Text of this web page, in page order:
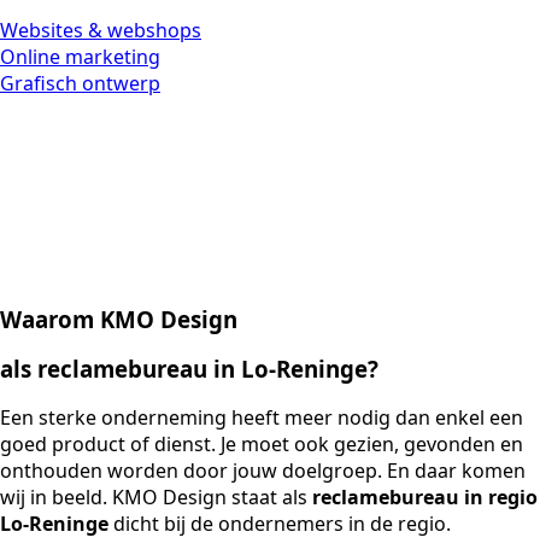
Websites & webshops
Online marketing
Grafisch ontwerp
Waarom KMO Design
als reclamebureau in Lo-Reninge?
Een sterke onderneming heeft meer nodig dan enkel een
goed product of dienst. Je moet ook gezien, gevonden en
onthouden worden door jouw doelgroep. En daar komen
wij in beeld. KMO Design staat als reclamebureau in regio
Lo-Reningedicht bij de ondernemers in de regio.